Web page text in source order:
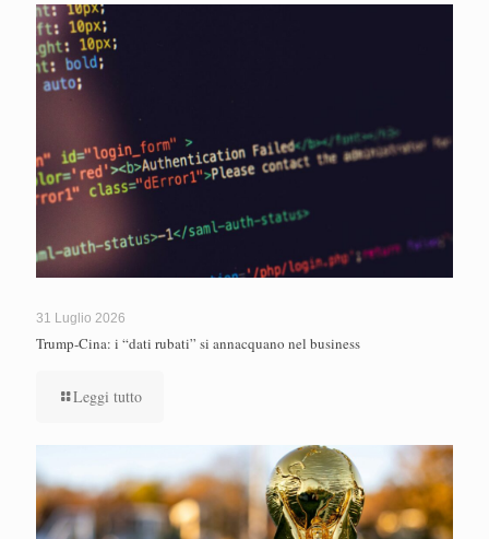
31 Luglio 2026
Trump-Cina: i “dati rubati” si annacquano nel business
Leggi tutto